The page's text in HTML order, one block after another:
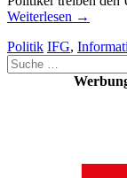
Weiterlesen →
Politik IFG,
Suche
nach: